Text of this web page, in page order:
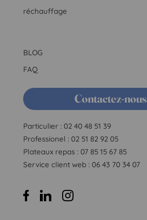
réchauffage
BLOG
FAQ
Contactez-nous
Particulier : 02 40 48 51 39
Professionel : 02 51 82 92 05
Plateaux repas : 07 85 15 67 85
Service client web : 06 43 70 34 07